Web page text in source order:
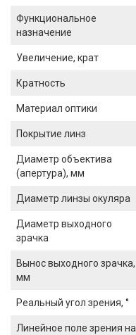
Функциональное
назначение
Увеличение, крат
Кратность
Материал оптики
Покрытие линз
Диаметр объектива
(апертура), мм
Диаметр линзы окуляра
Диаметр выходного
зрачка
Вынос выходного зрачка,
мм
Реальный угол зрения, °
Линейное поле зрения на